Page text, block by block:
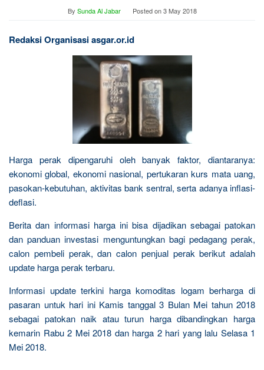
By Sunda Al Jabar Posted on3 May 2018
Redaksi Organisasi asgar.or.id
Harga perak dipengaruhi oleh banyak faktor, diantaranya:
ekonomi global, ekonomi nasional, pertukaran kurs mata uang,
pasokan-kebutuhan, aktivitas bank sentral, serta adanya inflasi-
deflasi.
Berita dan informasi harga ini bisa dijadikan sebagai patokan
dan panduan investasi menguntungkan bagi pedagang perak,
calon pembeli perak, dan calon penjual perak berikut adalah
update harga perak terbaru.
Informasi update terkini harga komoditas logam berharga di
pasaran untuk hari ini Kamis tanggal 3 Bulan Mei tahun 2018
sebagai patokan naik atau turun harga dibandingkan harga
kemarin Rabu 2 Mei 2018 dan harga 2 hari yang lalu Selasa 1
Mei 2018.